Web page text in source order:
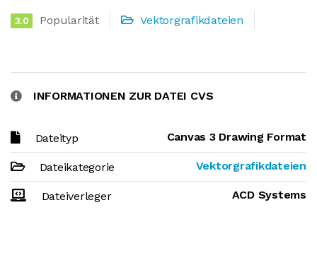
3.0 Popularität Vektorgrafikdateien
INFORMATIONEN ZUR DATEI CVS
Dateityp Canvas 3 Drawing Format
Dateikategorie Vektorgrafikdateien
Dateiverleger ACD Systems